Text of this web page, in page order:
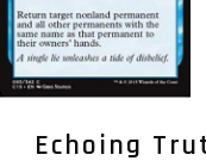
Echoing